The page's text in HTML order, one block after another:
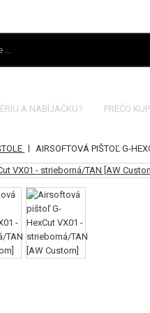
A NABÍJAČKU? PREČO
| AIRSOFTOVÁ PIŠTOĽ G-